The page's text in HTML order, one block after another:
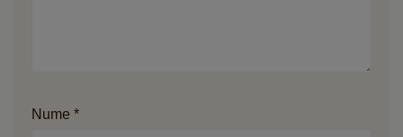
Nume *